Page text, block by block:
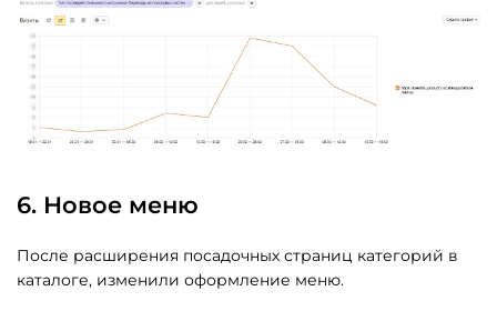
6. Новое меню
После расширения посадочных страниц категорий в
каталоге, изменили оформление меню.